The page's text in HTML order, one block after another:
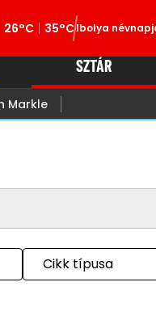
26°C 35°CIbolya
SZTÁR
Markle
Cikk típusa